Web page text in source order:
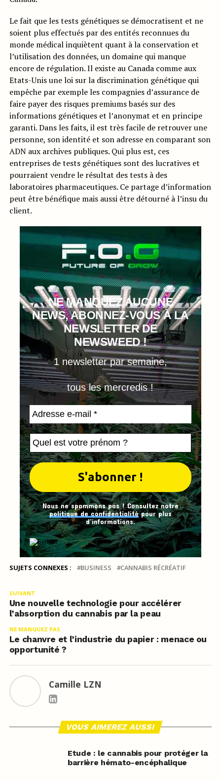
Le fait que les tests génétiques se démocratisent et ne
soient plus effectués par des entités reconnues du
monde médical inquiètent quant à la conservation et
l’utilisation des données, un domaine qui manque
encore de régulation. Il existe au Canada comme aux
Etats-Unis une loi sur la discrimination génétique qui
empêche par exemple les compagnies d’assurance de
faire payer des risques premiums basés sur des
informations génétiques et l’anonymat et en principe
garanti. Dans les faits, il est très facile de retrouver une
personne, son identité et son adresse en comparant son
ADN aux archives publiques. Qui plus est, ces
entreprises de tests génétiques sont des lucratives et
pourraient vendre le résultat des tests à des
laboratoires pharmaceutiques. Ce partage d’information
peut être bénéfique mais aussi être détourné à l’insu du
client.
NE MANQUEZ AUCUNE
NEWS, ABONNEZ-VOUS À LA
NEWSLETTER DE
NEWSWEED !
1 newsletter par semaine,
tous les mercredis !
Nous ne spammons pas ! Consultez notre
politique de confidentialitépour plus
d’informations.
SUJETS CONNEXES : BUSINESS CANNABIS RÉCRÉATIF
SUIVANT
Une nouvelle technologie pour accélérer
l’absorption du cannabis par la peau
NE MANQUEZ PAS
Le chanvre et l’industrie du papier : menace ou
opportunité ?
Camille LZN
VOUS AIMEREZ AUSSI
Etude : le cannabis pour protéger la
barrière hémato-encéphalique